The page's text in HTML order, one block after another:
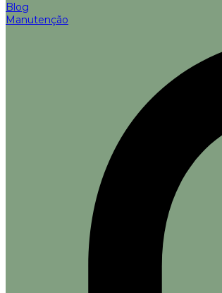
Blog
Manutenção